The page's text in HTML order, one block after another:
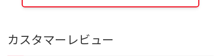
カスタマーレビュー